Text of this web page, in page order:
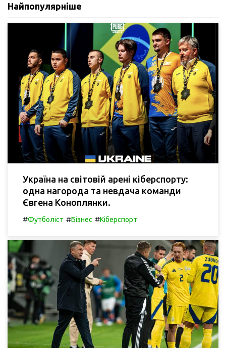
Найпопулярніше
Україна на світовій арені кіберспорту:
одна нагорода та невдача команди
Євгена Коноплянки.
#Футболіст #Бізнес #Кіберспорт